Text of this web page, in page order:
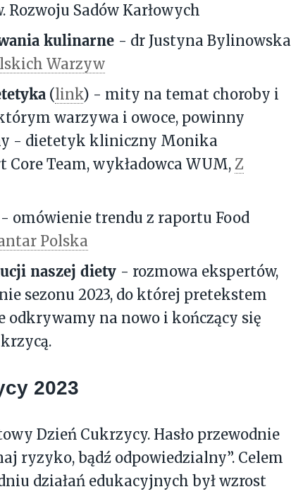
Rozwoju Sadów Karłowych
kulinarne - dr Justyna Bylinowska
Warzyw
(link) - mity na temat choroby i
warzywa i owoce, powinny
- dietetyk kliniczny Monika
Team, wykładowca WUM, Z
- omówienie trendu z raportu Food
Polska
naszej diety - rozmowa ekspertów,
sezonu 2023, do której pretekstem
odkrywamy na nowo i kończący się
2023
Dzień Cukrzycy. Hasło przewodnie
ryzyko, bądź odpowiedzialny”. Celem
działań edukacyjnych był wzrost